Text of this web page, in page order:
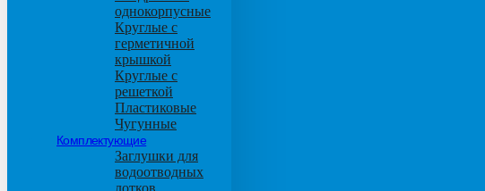
однокорпусные
Круглые с
герметичной
крышкой
Круглые с
решеткой
Пластиковые
Чугунные
Комплектующие
Заглушки для
водоотводных
лотков